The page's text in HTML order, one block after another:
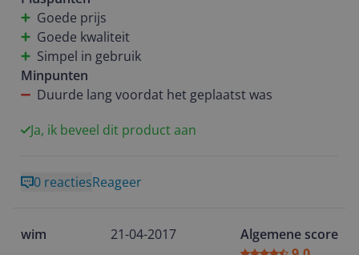
Goede prijs
Goede kwaliteit
Simpel in gebruik
Minpunten
Duurde lang voordat het geplaatst was
Ja, ik beveel dit product aan
0 reactiesReageer
wim 21-04-2017
Algemene score